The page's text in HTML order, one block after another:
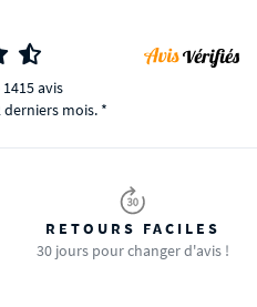
avis
mois. *
RETOURS FACILES
30 jours pour changer d'avis !